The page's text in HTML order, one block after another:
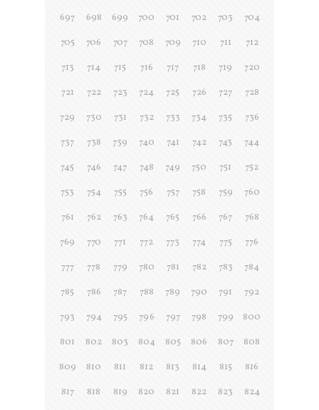
697
698 699 700 701 702 703
704
705
706 707 708 709 710 711
712
713
714 715 716 717 718 719
720
721
722 723 724 725 726 727
728
729
730 731 732 733 734 735
736
737
738 739 740 741 742 743
744
745
746 747 748 749 750 751
752
753
754 755 756 757 758 759
760
761
762 763 764 765 766 767
768
769
770 771 772 773 774 775
776
777
778 779 780 781 782 783
784
785
786 787 788 789 790 791
792
793
794 795 796 797 798 799
800
801
802 803 804 805 806 807
808
809
810 811 812 813 814 815
816
817
818 819 820 821 822 823
824